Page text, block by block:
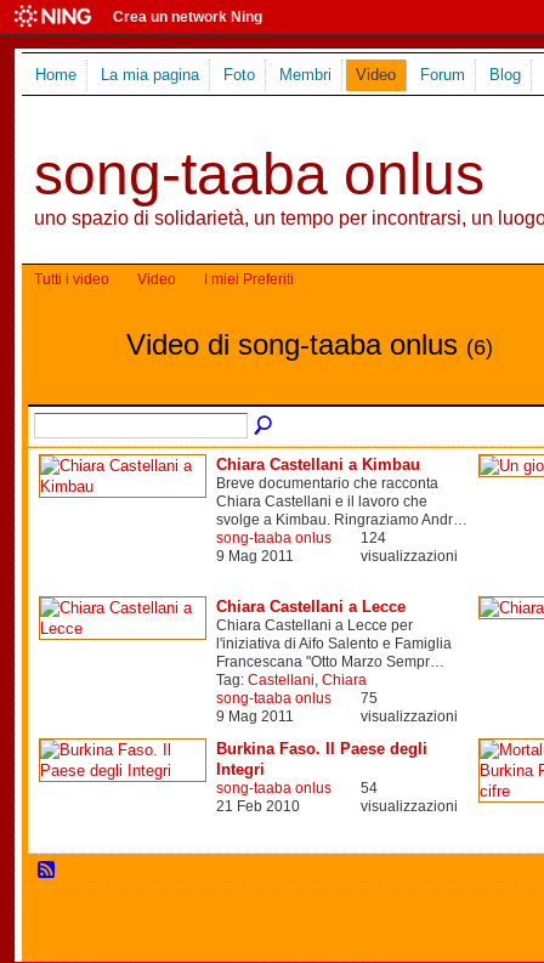
Crea un network Ning
song-taaba onlus
uno spazio di solidarietà, un tempo per incontrarsi, un
Home La mia pagina Foto Membri Video Forum Blog
Tutti i video Video I miei Preferiti
Video di song-taaba onlus (6)
Chiara Castellani a Kimbau
Breve documentario che racconta
Chiara Castellani e il lavoro che
svolge a Kimbau. Ringraziamo Andr…
song-taaba onlus
9 Mag 2011
124
visualizzazioni
Chiara Castellani a Lecce
Chiara Castellani a Lecce per
l'iniziativa di Aifo Salento e Famiglia
Francescana "Otto Marzo Sempr…
Tag: Castellani, Chiara
song-taaba onlus
9 Mag 2011
75
visualizzazioni
Burkina Faso. Il Paese degli
Integri
song-taaba onlus
21 Feb 2010
54
visualizzazioni